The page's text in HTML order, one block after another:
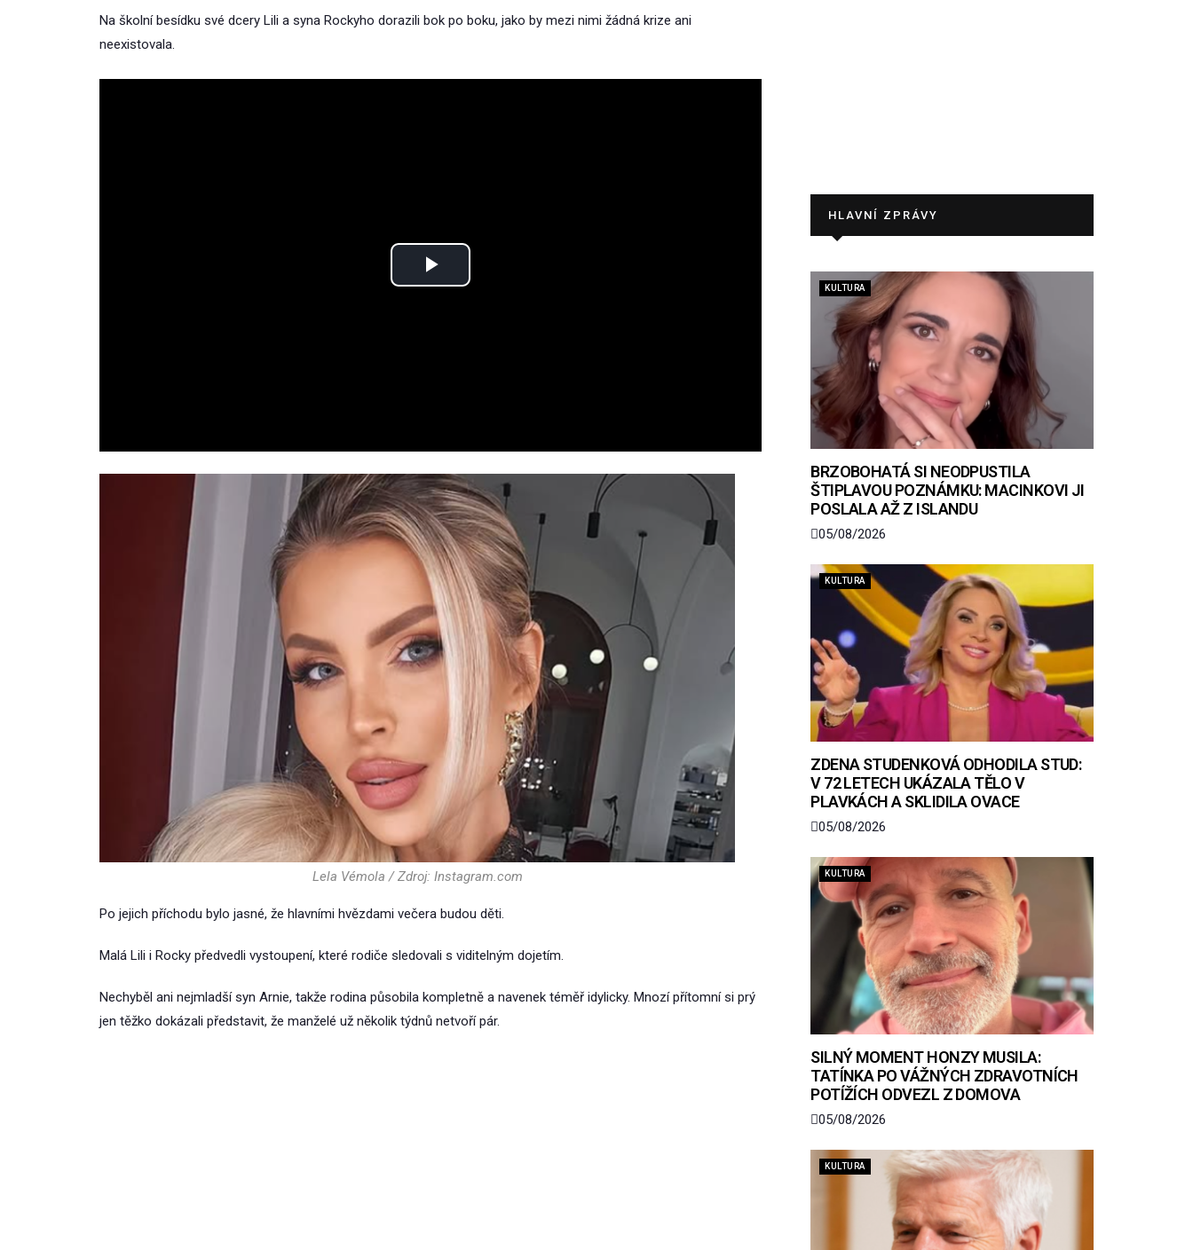
Na školní besídku své dcery Lili a syna Rockyho dorazili bok po boku, jako by mezi nimi žádná krize ani
neexistovala.
Play
Lela Vémola / Zdroj: Instagram.com
Po jejich příchodu bylo jasné, že hlavními hvězdami večera budou děti.
Malá Lili i Rocky předvedli vystoupení, které rodiče sledovali s viditelným dojetím.
Nechyběl ani nejmladší syn Arnie, takže rodina působila kompletně a navenek téměř idylicky. Mnozí přítomní si prý
jen těžko dokázali představit, že manželé už několik týdnů netvoří pár.
HLAVNÍ ZPRÁVY
KULTURA
BRZOBOHATÁ SI NEODPUSTILA
ŠTIPLAVOU POZNÁMKU: MACINKOVI JI
POSLALA AŽ Z ISLANDU
05/08/2026
KULTURA
ZDENA STUDENKOVÁ ODHODILA STUD:
V 72 LETECH UKÁZALA TĚLO V
PLAVKÁCH A SKLIDILA OVACE
05/08/2026
KULTURA
SILNÝ MOMENT HONZY MUSILA:
TATÍNKA PO VÁŽNÝCH ZDRAVOTNÍCH
POTÍŽÍCH ODVEZL Z DOMOVA
05/08/2026
KULTURA